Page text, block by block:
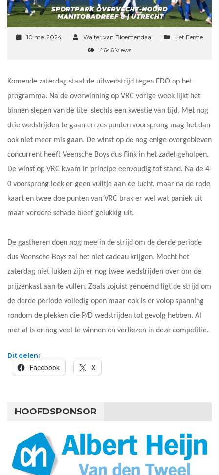
10 mei 2024 Walter van Bloemendaal
Het Eerste
4646 Views
Komende zaterdag staat de uitwedstrijd tegen EDO op het
programma. Na de overwinning op VRC vorige week lijkt het
binnen slepen van de titel slechts een kwestie van tijd. Met nog
drie wedstrijden te gaan en zes punten voorsprong mag het dan
ook niet meer mis gaan. De winst op de nog enige overgebleven
concurrent heeft Veensche Boys dus flink in het zadel geholpen.
De winst op VRC kwam in principe eenvoudig tot stand. Na de 4-
0 voorsprong leek er geen vuiltje aan de lucht, maar na de rode
kaart en twee doelpunten van VRC brak er wel wat paniek uit
maar verdere schade bleef gelukkig uit.
De gastheren doen nog mee in de strijd om de derde periode
dus Veensche Boys zal het niet cadeau krijgen. Mocht het
zaterdag niet lukken zijn er nog twee wedstrijden over om de
prijzenkast aan te vullen. Zoals zojuist genoemd ligt de strijd om
de derde periode volledig open maar ook is er volop spanning
rondom de plekken die P/D wedstrijden tot gevolg hebben. Al
met al is er nog veel te winnen en verliezen in deze competitie.
Dit delen:
Facebook X
HOOFDSPONSOR